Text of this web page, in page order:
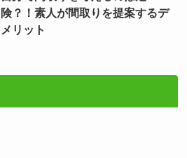
険？！素人が間取りを提案するデ
メリット